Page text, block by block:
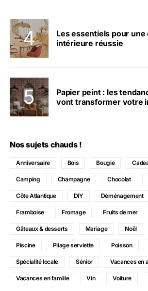
Les essentiels pour une
intérieure réussie
Papier peint : les
vont transformer votre
Nos sujets chauds !
Anniversaire Bois Bougie
Camping Champagne Chocolat
Côte Atlantique DIY Déménagement
Framboise Fromage Fruits de mer
Gâteaux & desserts Mariage Noël
Piscine Pliage serviette Poisson
Spécialité locale Sénior Vacances en
Vacances en famille Vin Voiture